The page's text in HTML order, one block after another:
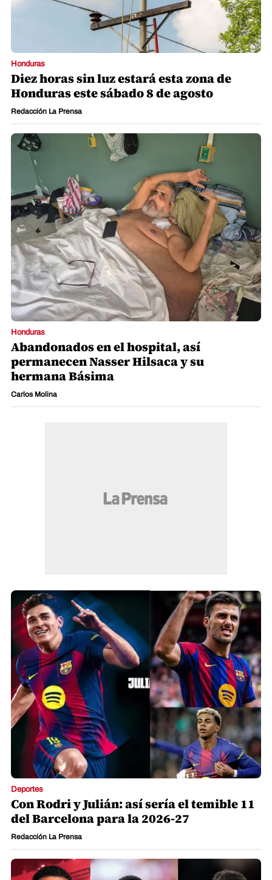
Honduras
Diez horas sin luz estará esta zona de
Honduras este sábado 8 de agosto
Redacción La Prensa
Honduras
Abandonados en el hospital, así
permanecen Nasser Hilsaca y su
hermana Básima
Carlos Molina
Deportes
Con Rodri y Julián: así sería el temible 11
del Barcelona para la 2026-27
Redacción La Prensa